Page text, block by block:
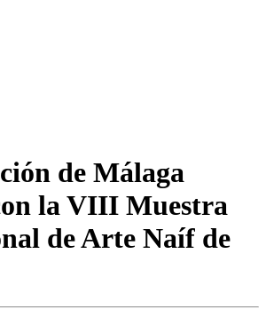
de Málaga
la VIII Muestra
de Arte Naíf de